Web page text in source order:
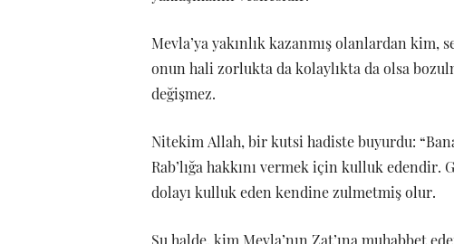
Mevla’ya yakınlık kazanmış olanlardan kim,
onun hali zorlukta da kolaylıkta da olsa
değişmez.
Nitekim Allah, bir kutsi hadiste buyurdu:
Rab’lığa hakkını vermek için kulluk edendir.
dolayı kulluk eden kendine zulmetmiş olur.
Şu halde, kim Mevla’nın Zat’ına muhabbet